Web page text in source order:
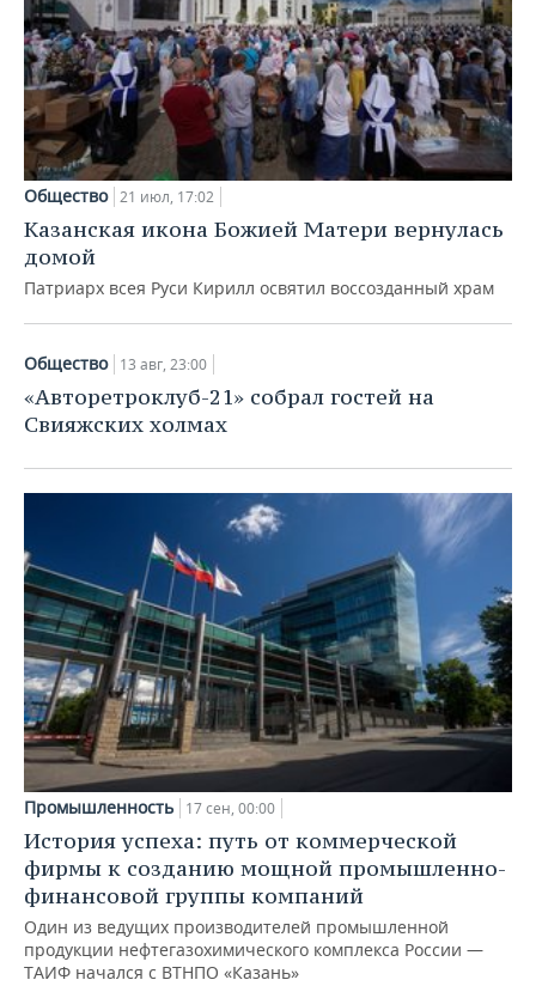
Общество 21 июл, 17:02
Казанская икона Божией Матери вернулась
домой
Патриарх всея Руси Кирилл освятил воссозданный храм
Общество 13 авг, 23:00
«Авторетроклуб-21» собрал гостей на
Свияжских холмах
Промышленность 17 сен, 00:00
История успеха: путь от коммерческой
фирмы к созданию мощной промышленно-
финансовой группы компаний
Один из ведущих производителей промышленной
продукции нефтегазохимического комплекса России —
ТАИФ начался с ВТНПО «Казань»